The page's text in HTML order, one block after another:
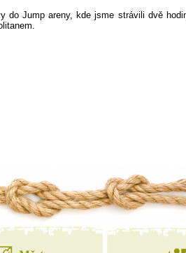
do Jump areny, kde jsme strávili dvě